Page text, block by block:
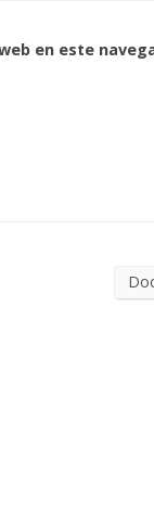
en este